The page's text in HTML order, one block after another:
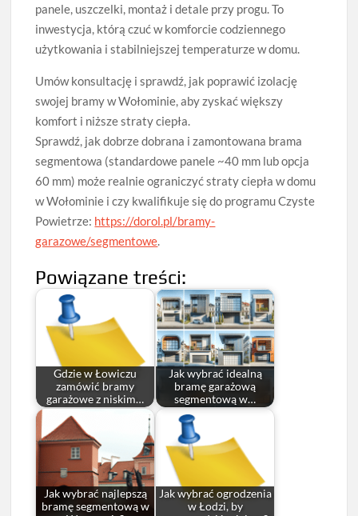
panele, uszczelki, montaż i detale przy progu. To
inwestycja, którą czuć w komforcie codziennego
użytkowania i stabilniejszej temperaturze w domu.
Umów konsultację i sprawdź, jak poprawić izolację
swojej bramy w Wołominie, aby zyskać większy
komfort i niższe straty ciepła.
Sprawdź, jak dobrze dobrana i zamontowana brama
segmentowa (standardowe panele ~40 mm lub opcja
60 mm) może realnie ograniczyć straty ciepła w domu
w Wołominie i czy kwalifikuje się do programu Czyste
Powietrze: https://dorol.pl/bramy-
garazowe/segmentowe.
Powiązane treści:
Gdzie w Łowiczu
zamówić bramy
garażowe z niskim…
Jak wybrać idealną
bramę garażową
segmentową w…
Jak wybrać najlepszą
bramę segmentową w
Jak wybrać ogrodzenia
w Łodzi, by